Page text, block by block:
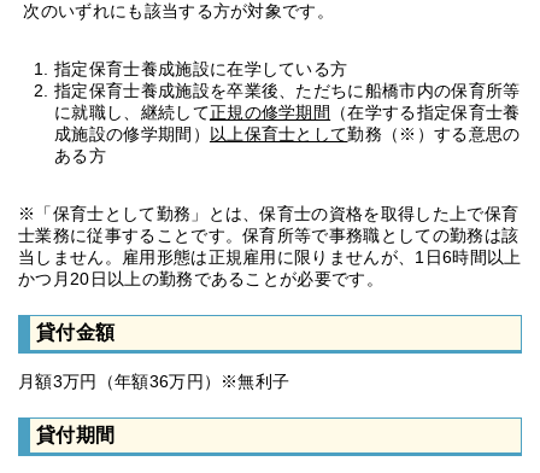
次のいずれにも該当する方が対象です。
指定保育士養成施設に在学している方
指定保育士養成施設を卒業後、ただちに船橋市内の保育所等
に就職し、継続して正規の修学期間
（在学する指定保育士養
成施設の修学期間）
以上保育士として勤務（※）する意思の
ある方
※「保育士として勤務」とは、保育士の資格を取得した上で保育
士業務に従事することです。保育所等で事務職としての勤務は該
当しません。雇用形態は正規雇用に限りませんが、1日6時間以上
かつ月20日以上の勤務であることが必要です。
貸付金額
月額3万円（年額36万円）※無利子
貸付期間